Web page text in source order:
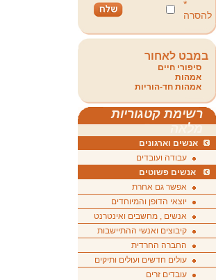
*
להסרה
במבט לאחור
סיפורי חיים
אמהות
אמהות חד-הוריות
רשימת קטגוריות
מלאה
אנשים וארגונים
עבודה ועובדים
אנשים פשוטים
אפשר גם אחרת
יוצאי הדופן והמיוחדים
אנשים , מחשבים ואינטרנט
קיבוצים ואנשי ההתיישבות
החברה החרדית
עולים חדשים ועולים ותיקים
עובדים זרים